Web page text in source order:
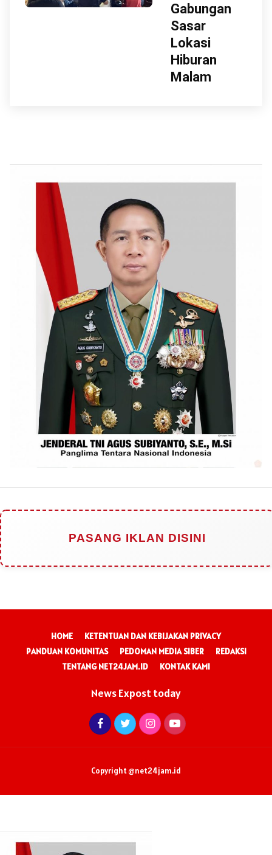
Gabungan
Sasar
Lokasi
Hiburan
Malam
PASANG IKLAN DISINI
HOME
KETENTUAN DAN KEBIJAKAN PRIVACY
PANDUAN KOMUNITAS
PEDOMAN MEDIA SIBER
REDAKSI
TENTANG NET24JAM.ID
KONTAK KAMI
News Expost today
Copyright @net24jam.id